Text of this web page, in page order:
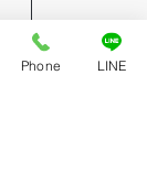
Phone LINE